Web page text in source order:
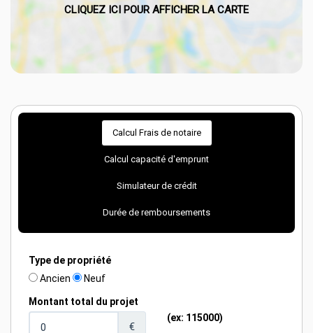
Calcul Frais de notaire
Calcul capacité d'emprunt
Simulateur de crédit
Durée de remboursements